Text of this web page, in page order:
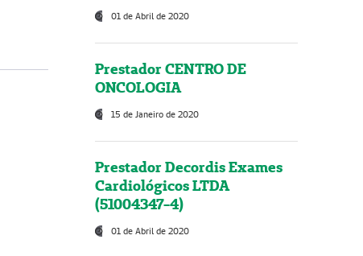
01 de Abril de 2020
Prestador CENTRO DE
ONCOLOGIA
15 de Janeiro de 2020
Prestador Decordis Exames
Cardiológicos LTDA
(51004347-4)
01 de Abril de 2020